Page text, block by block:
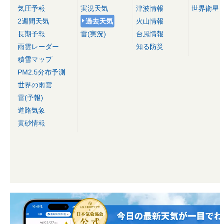
気圧予報
2週間天気
長期予報
雨雲レーダー
積雪マップ
PM2.5分布予測
世界の雨雲
雷(予報)
道路気象
黄砂情報
実況天気
過去天気
雷(実況)
津波情報
火山情報
台風情報
知る防災
世界衛星